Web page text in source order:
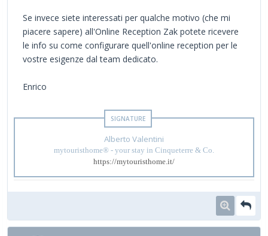
Se invece siete interessati per qualche motivo (che mi
piacere sapere) all'Online Reception Zak potete ricevere
le info su come configurare quell'online reception per le
vostre esigenze dal team dedicato.
Enrico
Alberto Valentini
mytouristhome® - your stay in Cinqueterre & Co.
https://mytouristhome.it/